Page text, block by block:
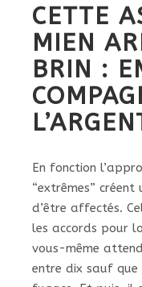
CETTE
MIEN
BRIN :
En fonction
“extrêmes”
d’être affectés.
les accords pour
vous-même
entre dix sauf que